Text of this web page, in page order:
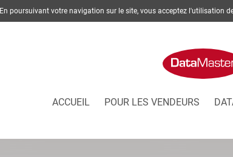
ACCUEIL POUR LES VENDEURS
En poursuivant votre navigation sur le site, vous acceptez